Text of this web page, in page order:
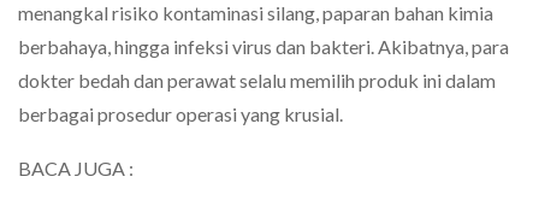
menangkal risiko kontaminasi silang, paparan bahan kimia
berbahaya, hingga infeksi virus dan bakteri. Akibatnya, para
dokter bedah dan perawat selalu memilih produk ini dalam
berbagai prosedur operasi yang krusial.
BACA JUGA :